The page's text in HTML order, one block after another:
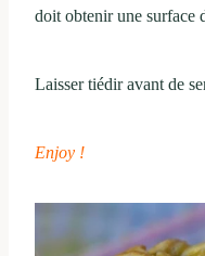
doit obtenir une surface
Laisser tiédir avant de
Enjoy !